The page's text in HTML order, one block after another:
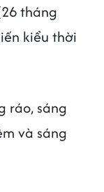
tháng
kiểu thời
ráo, sáng
và sáng